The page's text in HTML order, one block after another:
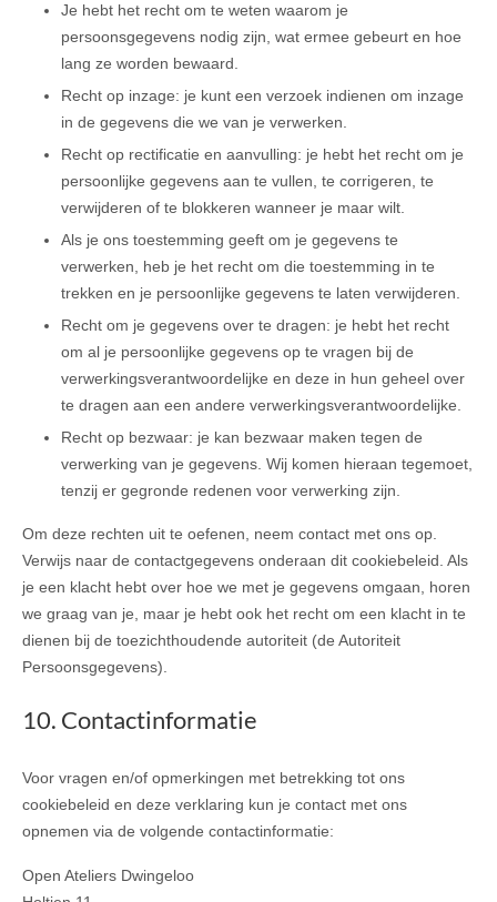
Je hebt het recht om te weten waarom je
persoonsgegevens nodig zijn, wat ermee gebeurt en hoe
lang ze worden bewaard.
Recht op inzage: je kunt een verzoek indienen om inzage
in de gegevens die we van je verwerken.
Recht op rectificatie en aanvulling: je hebt het recht om je
persoonlijke gegevens aan te vullen, te corrigeren, te
verwijderen of te blokkeren wanneer je maar wilt.
Als je ons toestemming geeft om je gegevens te
verwerken, heb je het recht om die toestemming in te
trekken en je persoonlijke gegevens te laten verwijderen.
Recht om je gegevens over te dragen: je hebt het recht
om al je persoonlijke gegevens op te vragen bij de
verwerkingsverantwoordelijke en deze in hun geheel over
te dragen aan een andere verwerkingsverantwoordelijke.
Recht op bezwaar: je kan bezwaar maken tegen de
verwerking van je gegevens. Wij komen hieraan tegemoet,
tenzij er gegronde redenen voor verwerking zijn.
Om deze rechten uit te oefenen, neem contact met ons op.
Verwijs naar de contactgegevens onderaan dit cookiebeleid. Als
je een klacht hebt over hoe we met je gegevens omgaan, horen
we graag van je, maar je hebt ook het recht om een klacht in te
dienen bij de toezichthoudende autoriteit (de Autoriteit
Persoonsgegevens).
10. Contactinformatie
Voor vragen en/of opmerkingen met betrekking tot ons
cookiebeleid en deze verklaring kun je contact met ons
opnemen via de volgende contactinformatie:
Open Ateliers Dwingeloo